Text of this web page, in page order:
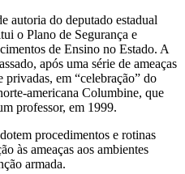
autoria do deputado estadual
o Plano de Segurança e
de Ensino no Estado. A
após uma série de ameaças
privadas, em “celebração” do
americana Columbine, que
professor, em 1999.
procedimentos e rotinas
às ameaças aos ambientes
armada.